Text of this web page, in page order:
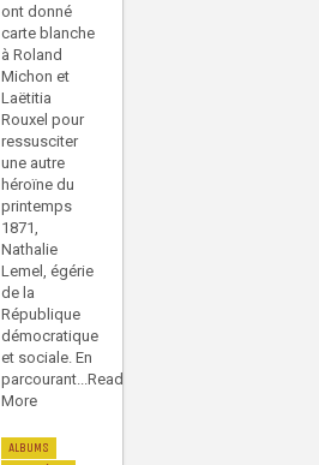
ont donné
carte blanche
à Roland
Michon et
Laëtitia
Rouxel pour
ressusciter
une autre
héroïne du
printemps
1871,
Nathalie
Lemel, égérie
de la
République
démocratique
et sociale. En
parcourant...Read
More
ALBUMS